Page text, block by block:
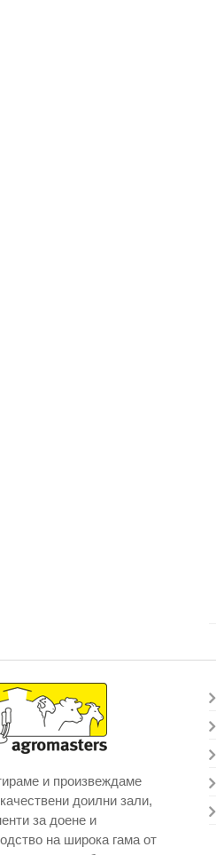
и произвеждаме
доилни зали,
за доене и
на широка гама от